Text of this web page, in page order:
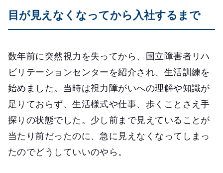
目が見えなくなってから入社するまで
数年前に突然視力を失ってから、国立障害者リハ
ビリテーションセンターを紹介され、生活訓練を
始めました。当時は視力障がいへの理解や知識が
足りておらず、生活様式や仕事、歩くことさえ手
探りの状態でした。少し前まで見えていることが
当たり前だったのに、急に見えなくなってしまっ
たのでどうしていいのやら。